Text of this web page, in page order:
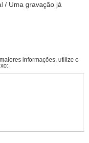
/ Uma gravação já
informações, utilize o